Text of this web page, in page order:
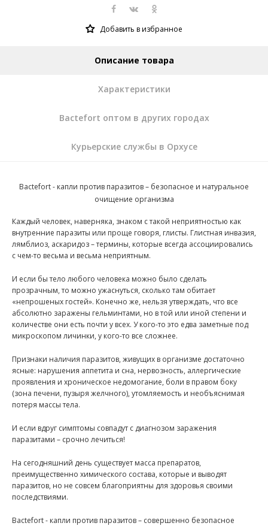
Добавить в избранное
Описание товара
Характеристики
Bactefort оптом в других городах
Курьерские службы в Орхусе
Bactefort - капли против паразитов– безопасное и натуральное
очищение организма
Каждый человек, наверняка, знаком с такой неприятностью как
внутренние паразиты или проще говоря, глисты. Глистная инвазия,
лямблиоз, аскаридоз – термины, которые всегда ассоциировались
с чем-то весьма и весьма неприятным.
И если бы тело любого человека можно было сделать
прозрачным, то можно ужаснуться, сколько там обитает
«непрошеных гостей». Конечно же, нельзя утверждать, что все
абсолютно заражены гельминтами, но в той или иной степени и
количестве они есть почти у всех. У кого-то это едва заметные под
микроскопом личинки, у кого-то все сложнее.
Признаки наличия паразитов, живущих в организме достаточно
ясные: нарушения аппетита и сна, нервозность, аллергические
проявления и хроническое недомогание, боли в правом боку
(зона печени, пузыря желчного), утомляемость и необъяснимая
потеря массы тела.
И если вдруг симптомы совпадут с диагнозом заражения
паразитами – срочно лечиться!
На сегодняшний день существует масса препаратов,
преимущественно химического состава, которые и выводят
паразитов, но не совсем благоприятны для здоровья своими
последствиями.
Bactefort - капли против паразитов – совершенно безопасное